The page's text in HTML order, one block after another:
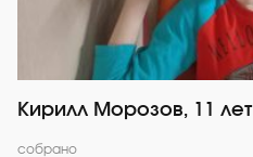
Кирилл Морозов, 11 лет
собрано